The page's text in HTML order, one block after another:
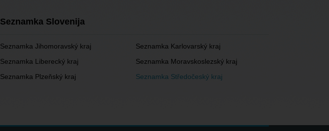
Seznamka Slovenija
Seznamka Jihomoravský kraj
Seznamka Karlovarský kraj
Seznamka Liberecký kraj
Seznamka Moravskoslezský kraj
Seznamka Plzeňský kraj
Seznamka Středočeský kraj